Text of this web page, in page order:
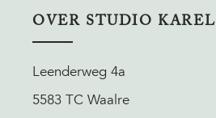
OVER STUDIO KAREL
Leenderweg 4a
5583 TC Waalre